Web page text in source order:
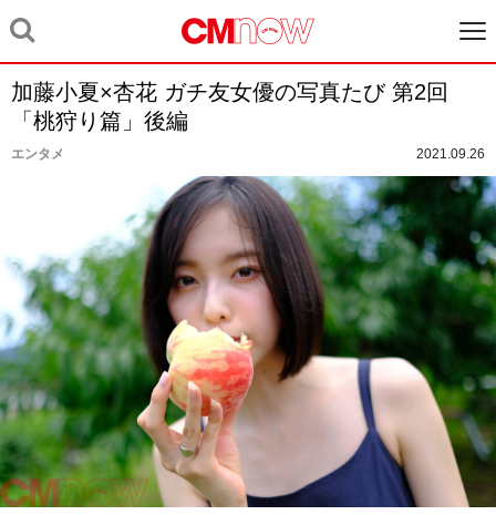
加藤小夏×杏花 ガチ友女優の写真たび 第2回
「桃狩り篇」後編
エンタメ 2021.09.26